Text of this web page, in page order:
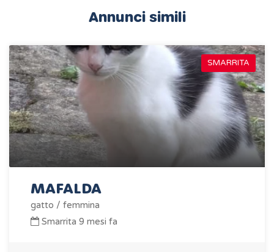
Annunci simili
SMARRITA
MAFALDA
gatto / femmina
Smarrita 9 mesi fa